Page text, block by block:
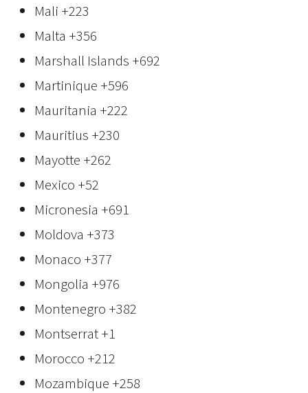
Mali +223
Malta +356
Marshall Islands +692
Martinique +596
Mauritania +222
Mauritius +230
Mayotte +262
Mexico +52
Micronesia +691
Moldova +373
Monaco +377
Mongolia +976
Montenegro +382
Montserrat+1
Morocco +212
Mozambique +258